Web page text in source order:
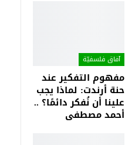
آفاق فلسفيّة‎
مفهوم التفكير عند
حنة أرندت: لماذا يجب
علينا أن نُفكر دائمًا؟ ..
أحمد مصطفى